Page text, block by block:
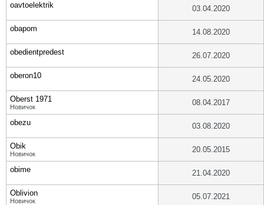
oavtoelektrik 03.04.2020
obapom 14.08.2020
obedientpredest 26.07.2020
oberon10 24.05.2020
Oberst 1971
Новичок 08.04.2017
obezu 03.08.2020
Obik
Новичок 20.05.2015
obime 21.04.2020
Oblivion
Новичок 05.07.2021